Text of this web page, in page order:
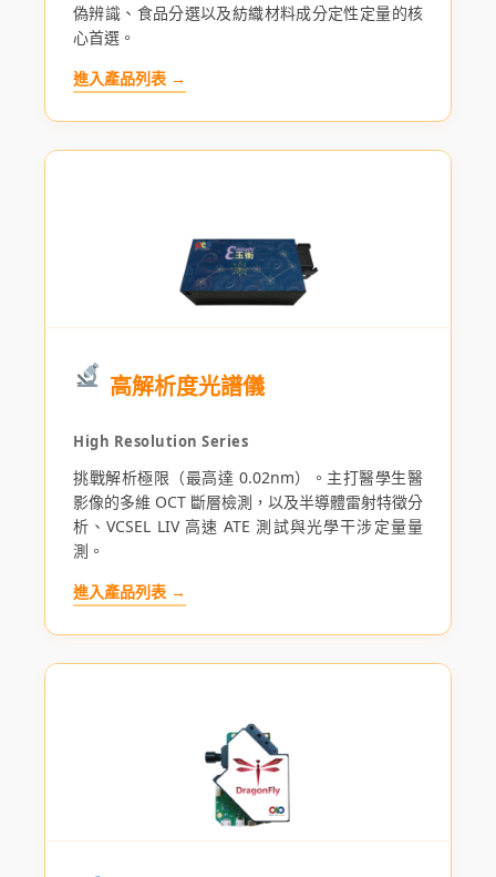
偽辨識、食品分選以及紡織材料成分定性定量的核
心首選。
進入產品列表 →
高解析度光譜儀
High Resolution Series
挑戰解析極限（最高達 0.02nm）。主打醫學生醫
影像的多維 OCT 斷層檢測，以及半導體雷射特徵分
析、VCSEL LIV 高速 ATE 測試與光學干涉定量量
測。
進入產品列表 →